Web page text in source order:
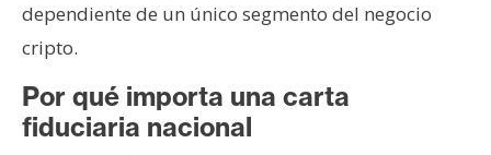
dependiente de un único segmento del negocio
cripto.
Por qué importa una carta
fiduciaria nacional